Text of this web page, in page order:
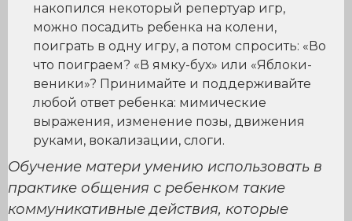
накопился некоторый репертуар игр,
можно посадить ребенка на колени,
поиграть в одну игру, а потом спросить: «Во
что поиграем? «В ямку-бух» или «Яблоки-
веники»? Принимайте и поддерживайте
любой ответ ребенка: мимические
выражения, изменение позы, движения
руками, вокализации, слоги.
Обучение матери умению использовать в
практике общения с ребенком такие
коммуникативные действия, которые